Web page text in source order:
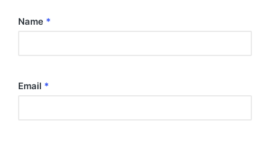
Name *
Email *